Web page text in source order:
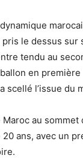
pris le dessus sur
tendu au
en première
scellé l’issue du
au sommet
ans, avec un